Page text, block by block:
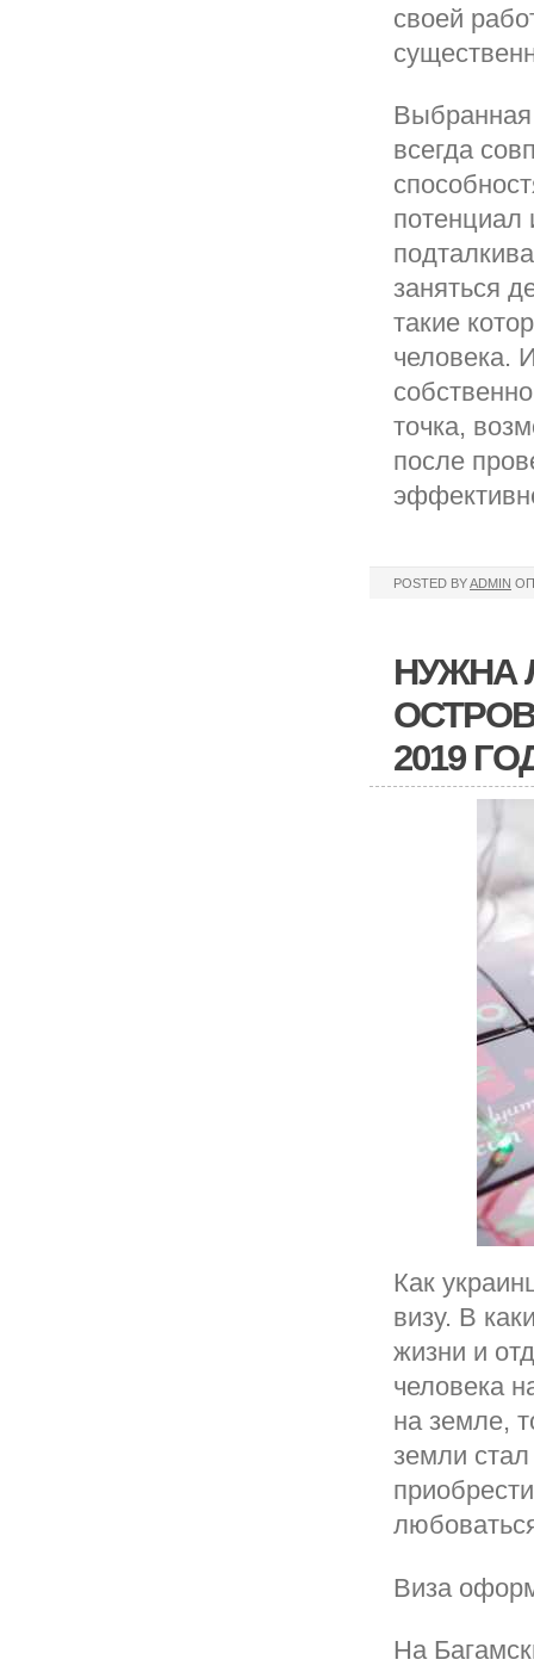
своей
Выбранная
всегда
потенциал
заняться
такие
человека.
точка,
после
POSTED BYADMIN
НУЖНА
2019
Как
визу. В
жизни и
человека
на земле,
земли
Виза
На